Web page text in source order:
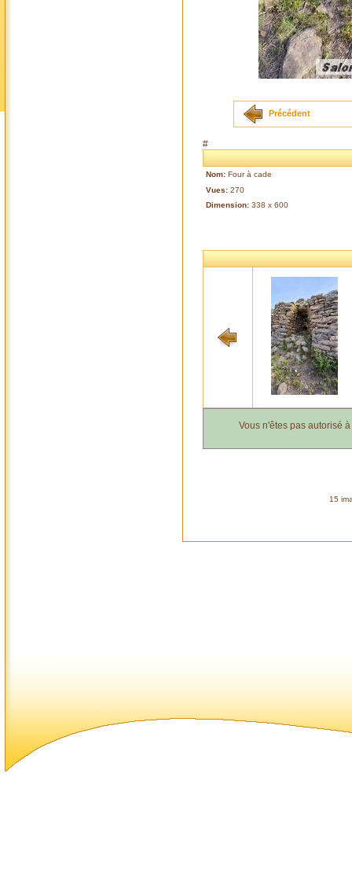
Précédent
#
Nom: Four à cade
Vues: 270
Dimension: 338 x 600
Vous n'êtes pas autorisé
15